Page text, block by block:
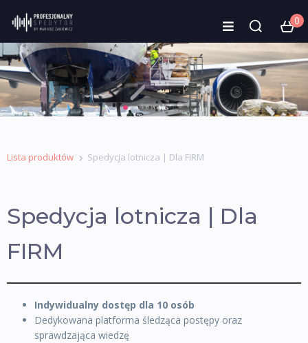
0
Lista produktów Spedycja lotnicza | Dla FIRM
Spedycja lotnicza | Dla
FIRM
Indywidualny dostęp dla 10 osób
Dedykowana platforma śledząca postępy oraz
sprawdzająca wiedzę